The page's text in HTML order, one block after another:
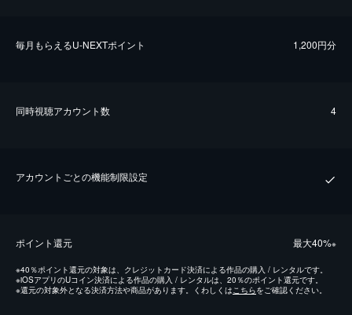
毎⽉もらえるU-NEXTポイント 1,200円分
同時視聴アカウント数 4
アカウントごとの機能制限設定
ポイント還元 最⼤40%※
※40％ポイント還元の対象は、クレジットカード決済による作品の購入 / レンタルです。
※iOSアプリのUコイン決済による作品の購入 / レンタルは、20％のポイント還元です。
※還元の対象外となる決済方法や商品があります。くわしくは こちらをご確認ください。